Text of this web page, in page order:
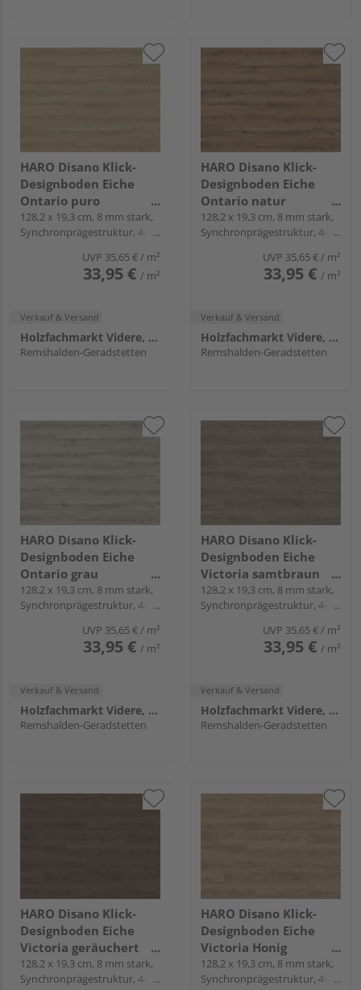
HARO Disano Klick-
Designboden Eiche
Ontario puro
Landhausdiele -
WaveAqua
128,2 x 19,3 cm, 8 mm stark,
Synchronprägestruktur, 4-
UVP 35,65 €/ m²
33,95 € / m²
Verkauf & Versand
Holzfachmarkt Videre, Remshalden
Remshalden-Geradstetten
HARO Disano Klick-
Designboden Eiche
Ontario natur
Landhausdiele -
WaveAqua
128,2 x 19,3 cm, 8 mm stark,
Synchronprägestruktur, 4-
UVP 35,65 €/ m²
33,95 € / m²
Verkauf & Versand
Holzfachmarkt Videre, Remshalden
Remshalden-Geradstetten
HARO Disano Klick-
Designboden Eiche
Ontario grau
Landhausdiele -
WaveAqua
128,2 x 19,3 cm, 8 mm stark,
Synchronprägestruktur, 4-
UVP 35,65 €/ m²
33,95 € / m²
Verkauf & Versand
Holzfachmarkt Videre, Remshalden
Remshalden-Geradstetten
HARO Disano Klick-
Designboden Eiche
Victoria samtbraun
Landhausdiele -
WaveAqua
128,2 x 19,3 cm, 8 mm stark,
Synchronprägestruktur, 4-
UVP 35,65 €/ m²
33,95 € / m²
Verkauf & Versand
Holzfachmarkt Videre, Remshalden
Remshalden-Geradstetten
HARO Disano Klick-
Designboden Eiche
Victoria geräuchert
Landhausdiele -
WaveAqua
128,2 x 19,3 cm, 8 mm stark,
Synchronprägestruktur, 4-
HARO Disano Klick-
Designboden Eiche
Victoria Honig
Landhausdiele -
WaveAqua
128,2 x 19,3 cm, 8 mm stark,
Synchronprägestruktur, 4-